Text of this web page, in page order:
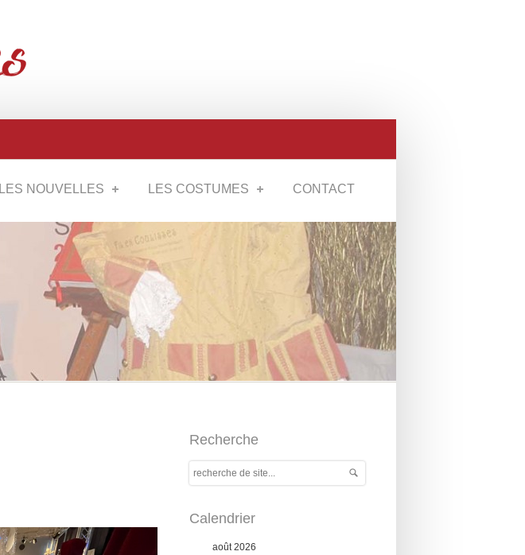
LES NOUVELLES LES COSTUMES CONTACT
Recherche
Calendrier
août 2026